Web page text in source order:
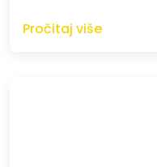
Pročitaj više